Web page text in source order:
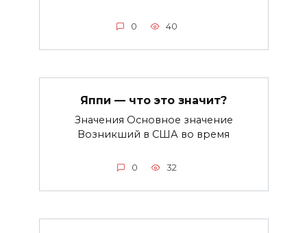
0 40
Яппи — что это значит?
Значения Основное значение
Возникший в США во время
0 32